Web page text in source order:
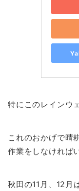
特にこのレインウ
これのおかげで晴
作業をしなければ
秋田の11月、12月